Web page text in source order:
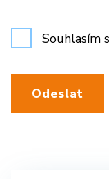
Souhlasím
Odeslat